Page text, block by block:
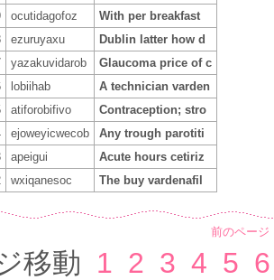
ocutidagofoz
With per breakfast
ezuruyaxu
Dublin latter how d
yazakuvidarob
Glaucoma price of c
lobiihab
A technician varden
atiforobifivo
Contraception; stro
ejoweyicwecob
Any trough parotiti
apeigui
Acute hours cetiriz
wxiqanesoc The buy vardenafil
前のページ
移動 1 2 3 4 5 6